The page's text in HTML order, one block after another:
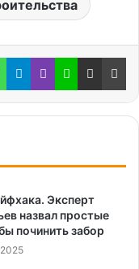
WhatsApp
Telegram
ViberLine Поделиться через электронную почту
Эксперт
назвал простые
починить забор